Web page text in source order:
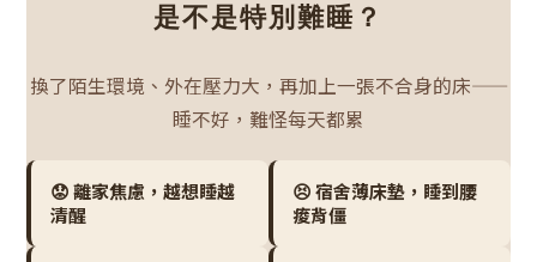
是不是特別難睡？
換了陌生環境、外在壓力大，再加上一張不合身的床——
睡不好，難怪每天都累
😟 離家焦慮，越想睡越
清醒
😣 宿舍薄床墊，睡到腰
痠背僵